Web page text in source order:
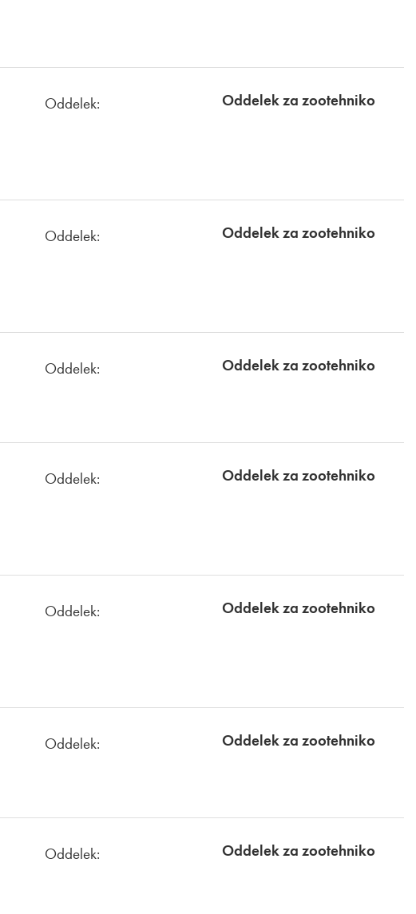
Oddelek: Oddelek za zootehniko
Oddelek: Oddelek za zootehniko
Oddelek: Oddelek za zootehniko
Oddelek: Oddelek za zootehniko
Oddelek: Oddelek za zootehniko
Oddelek: Oddelek za zootehniko
Oddelek: Oddelek za zootehniko